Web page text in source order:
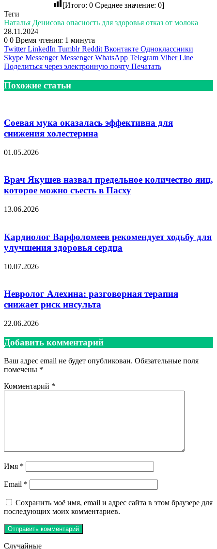
[Итого: 0 Среднее значение: 0]
Теги
Наталья Денисова опасность для здоровья отказ от молока
28.11.2024
0 0 Время чтения: 1 минута
Twitter LinkedIn Tumblr Reddit Вконтакте Одноклассники
Skype Messenger Messenger WhatsApp Telegram Viber Line
Поделиться через электронную почту Печатать
Похожие статьи
Соевая мука оказалась эффективна для
снижения холестерина
01.05.2026
Врач Якушев назвал предельное количество яиц,
которое можно съесть в Пасху
13.06.2026
Кардиолог Варфоломеев рекомендует ходьбу для
улучшения здоровья сердца
10.07.2026
Невролог Алехина: разговорная терапия
снижает риск инсульта
22.06.2026
Добавить комментарий
Ваш адрес email не будет опубликован. Обязательные поля
помечены *
Комментарий *
Имя *
Email *
Сохранить моё имя, email и адрес сайта в этом браузере для
последующих моих комментариев.
Случайные